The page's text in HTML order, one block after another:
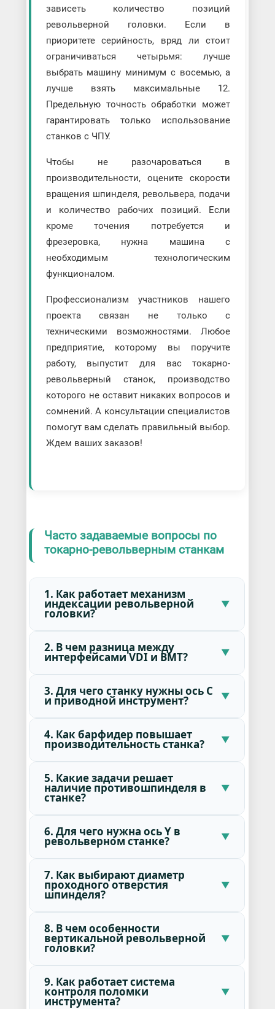
зависеть количество позиций
револьверной головки. Если в
приоритете серийность, вряд ли стоит
ограничиваться четырьмя: лучше
выбрать машину минимум с восемью, а
лучше взять максимальные 12.
Предельную точность обработки может
гарантировать только использование
станков с ЧПУ.
Чтобы не разочароваться в
производительности, оцените скорости
вращения шпинделя, револьвера, подачи
и количество рабочих позиций. Если
кроме точения потребуется и
фрезеровка, нужна машина с
необходимым технологическим
функционалом.
Профессионализм участников нашего
проекта связан не только с
техническими возможностями. Любое
предприятие, которому вы поручите
работу, выпустит для вас токарно-
револьверный станок, производство
которого не оставит никаких вопросов и
сомнений. А консультации специалистов
помогут вам сделать правильный выбор.
Ждем ваших заказов!
Часто задаваемые вопросы по
токарно-револьверным станкам
1. Как работает механизм
индексации револьверной
головки?
2. В чем разница между
интерфейсами VDI и BMT?
3. Для чего станку нужны ось С
и приводной инструмент?
4. Как барфидер повышает
производительность станка?
5. Какие задачи решает
наличие противошпинделя в
станке?
6. Для чего нужна ось Y в
револьверном станке?
7. Как выбирают диаметр
проходного отверстия
шпинделя?
8. В чем особенности
вертикальной револьверной
головки?
9. Как работает система
контроля поломки
инструмента?